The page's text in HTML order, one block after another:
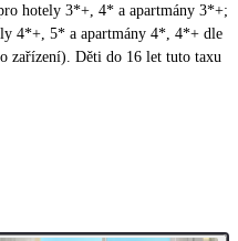
hotely 3*+, 4* a apartmány 3*+;
4*+, 5* a apartmány 4*, 4*+ dle
zařízení). Děti do 16 let tuto taxu